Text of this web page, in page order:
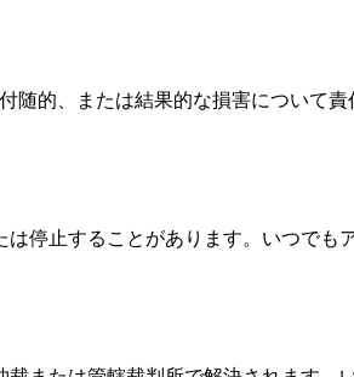
随的、または結果的な損害について
停止することがあります。いつで